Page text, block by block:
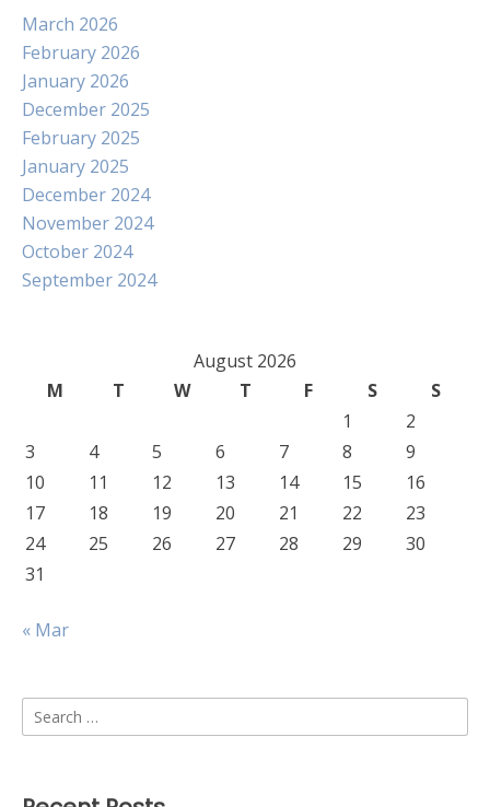
March 2026
February 2026
January 2026
December 2025
February 2025
January 2025
December 2024
November 2024
October 2024
September 2024
August 2026
M
T W T F S
S
1
2
3
4 5 6 7 8
9
10
11 12 13 14 15
16
17
18 19 20 21 22
23
24
25 26 27 28 29
30
31
« Mar
Search
for: